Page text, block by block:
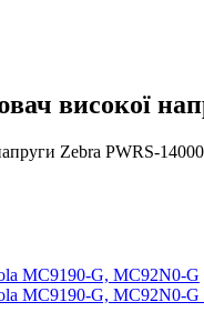
високої
Zebra PWRS-
MC9190-G, MC92N0-G
MC9190-G, MC92N0-G